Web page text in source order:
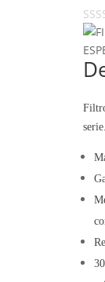
serie.